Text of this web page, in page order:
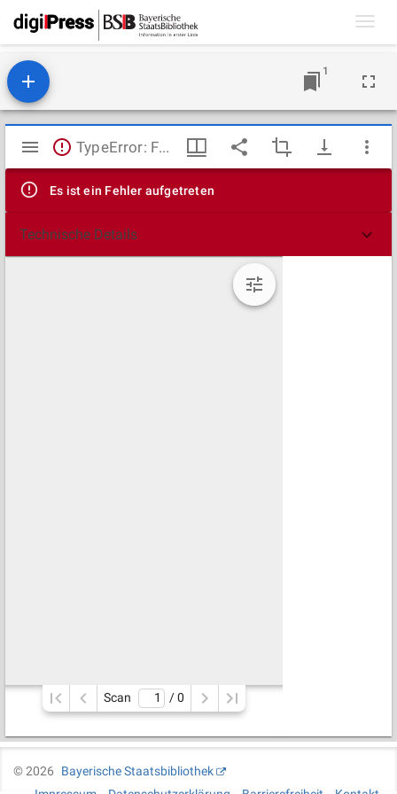
1
Mirador
Viewer
TypeError: Failed to fetch
Es ist ein Fehler aufgetreten
Technische Details
Scan / 0
©2026
Bayerische Staatsbibliothek